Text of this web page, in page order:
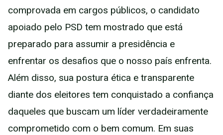
comprovada em cargos públicos, o candidato
apoiado pelo PSD tem mostrado que está
preparado para assumir a presidência e
enfrentar os desafios que o nosso país enfrenta.
Além disso, sua postura ética e transparente
diante dos eleitores tem conquistado a confiança
daqueles que buscam um líder verdadeiramente
comprometido com o bem comum. Em suas